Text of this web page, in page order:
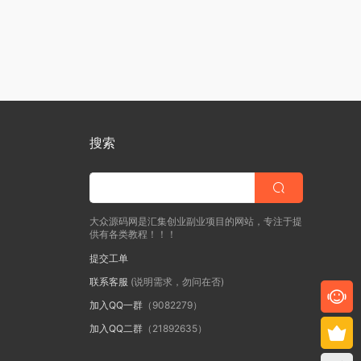
搜索
大众源码网是汇集创业副业项目的网站，专注于提
供有各类教程！！！
提交工单
联系客服 (说明需求，勿问在否)
加入QQ一群（9082279）
加入QQ二群（21892635）